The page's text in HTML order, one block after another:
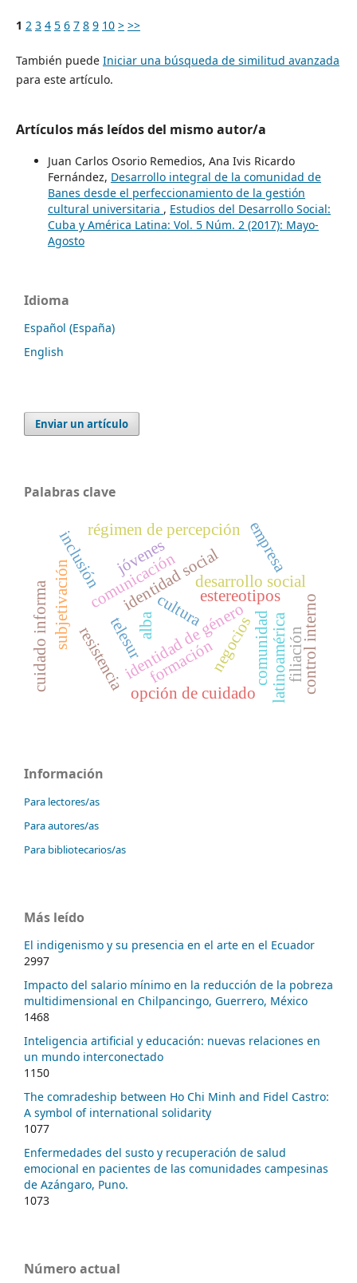
1 2 3 4 5 6 7 8 9 10 > >>
También puede Iniciar una búsqueda de similitud avanzada
para este artículo.
Artículos más leídos del mismo autor/a
Juan Carlos Osorio Remedios, Ana Ivis Ricardo
Fernández, Desarrollo integral de la comunidad de
Banes desde el perfeccionamiento de la gestión
cultural universitaria , Estudios del Desarrollo Social:
Cuba y América Latina: Vol. 5 Núm. 2 (2017): Mayo-
Agosto
Idioma
Español (España)
English
Enviar un artículo
Palabras clave
identidad de género
comunicación estereotipos
cultura
inclusión jóvenes
desarrollo social
comunidad
resistencia
régimen de percepción
subjetivación
cuidado informa
opción de cuidado
identidad social
negocios
formación
empresa
alba
telesur latinoaméricafiliacióncontrol interno
Información
Para lectores/as
Para autores/as
Para bibliotecarios/as
Más leído
El indigenismo y su presencia en el arte en el Ecuador
2997
Impacto del salario mínimo en la reducción de la pobreza
multidimensional en Chilpancingo, Guerrero, México
1468
Inteligencia artificial y educación: nuevas relaciones en
un mundo interconectado
1150
The comradeship between Ho Chi Minh and Fidel Castro:
A symbol of international solidarity
1077
Enfermedades del susto y recuperación de salud
emocional en pacientes de las comunidades campesinas
de Azángaro, Puno.
1073
Número actual